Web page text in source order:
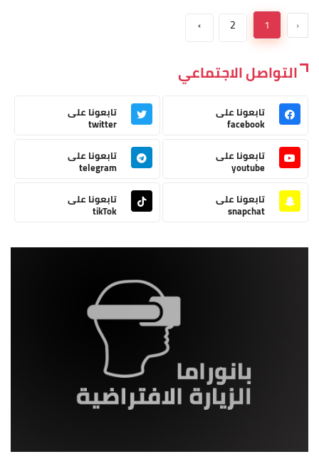
‹
1
2
›
التواصل الاجتماعي
تابعونا على
facebook
تابعونا على
twitter
تابعونا على
youtube
تابعونا على
telegram
تابعونا على
snapchat
تابعونا على
tikTok